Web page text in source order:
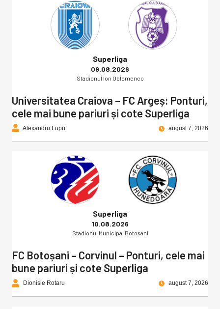
Superliga
09.08.2026
Stadionul Ion Oblemenco
Universitatea Craiova – FC Argeș: Ponturi,
cele mai bune pariuri și cote Superliga
Alexandru Lupu august 7, 2026
Superliga
10.08.2026
Stadionul Municipal Botoșani
FC Botoșani – Corvinul – Ponturi, cele mai
bune pariuri și cote Superliga
Dionisie Rotaru august 7, 2026